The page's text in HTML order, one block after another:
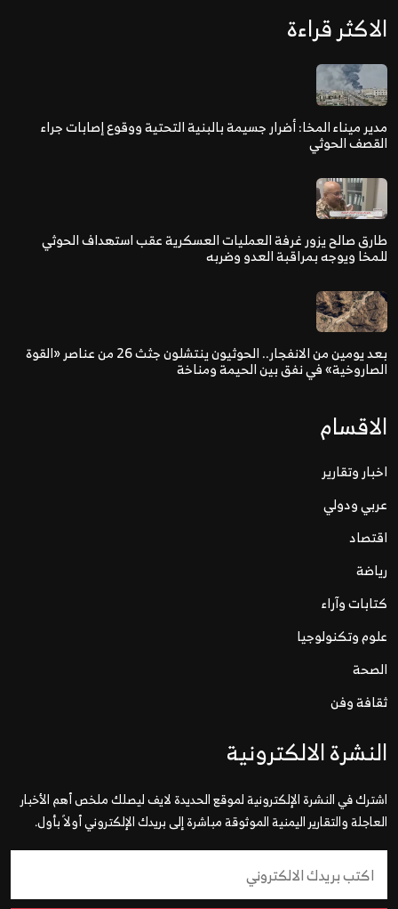
الاكثر قراءة
مدير ميناء المخا: أضرار جسيمة بالبنية التحتية ووقوع إصابات جراء
القصف الحوثي
طارق صالح يزور غرفة العمليات العسكرية عقب استهداف الحوثي
للمخا ويوجه بمراقبة العدو وضربه
بعد يومين من الانفجار.. الحوثيون ينتشلون جثث 26 من عناصر «القوة
الصاروخية» في نفق بين الحيمة ومناخة
الاقسام
اخبار وتقارير
عربي ودولي
اقتصاد
رياضة
كتابات وآراء
علوم وتكنولوجيا
الصحة
ثقافة وفن
النشرة الالكترونية
اشترك في النشرة الإلكترونية لموقع الحديدة لايف ليصلك ملخص أهم الأخبار
العاجلة والتقارير اليمنية الموثوقة مباشرة إلى بريدك الإلكتروني أولاً بأول.